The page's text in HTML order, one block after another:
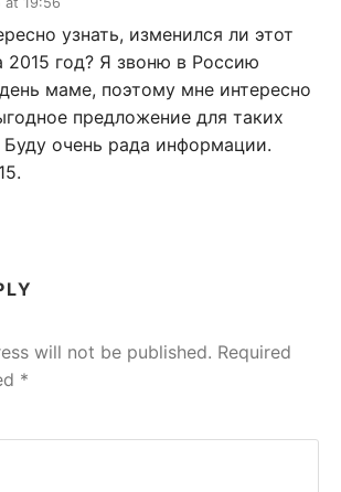
узнать, изменился ли этот
2015 год? Я звоню в Россию
маме, поэтому мне интересно
предложение для таких
Буду очень рада информации.
will not be published. Required
*